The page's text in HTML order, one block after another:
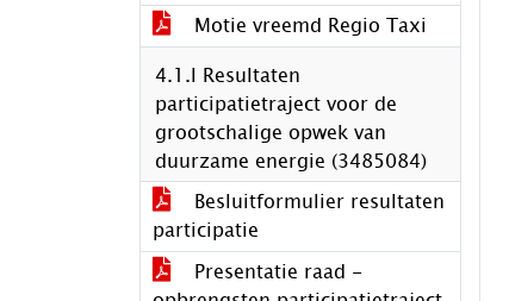
Motie vreemd Regio Taxi
4.1.l Resultaten
participatietraject voor de
grootschalige opwek van
duurzame energie (3485084)
Besluitformulier resultaten
participatie
Presentatie raad -